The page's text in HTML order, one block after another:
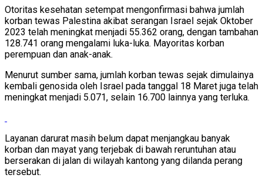
Otoritas kesehatan setempat mengonfirmasi bahwa jumlah
korban tewas Palestina akibat serangan Israel sejak Oktober
2023 telah meningkat menjadi 55.362 orang, dengan tambahan
128.741 orang mengalami luka-luka. Mayoritas korban
perempuan dan anak-anak.
Menurut sumber sama, jumlah korban tewas sejak dimulainya
kembali genosida oleh Israel pada tanggal 18 Maret juga telah
meningkat menjadi 5.071, selain 16.700 lainnya yang terluka.
Layanan darurat masih belum dapat menjangkau banyak
korban dan mayat yang terjebak di bawah reruntuhan atau
berserakan di jalan di wilayah kantong yang dilanda perang
tersebut.